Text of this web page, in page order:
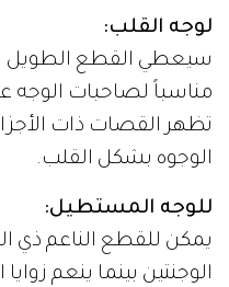
لوجه القلب:
سيعطي القطع الطويل
مناسباً لصاحبات
تظهر القصات ذات
الوجوه بشكل القلب.
للوجه المستطيل:
يمكن للقطع الناعم ذي
الوجنتين بينما ينعم زوايا